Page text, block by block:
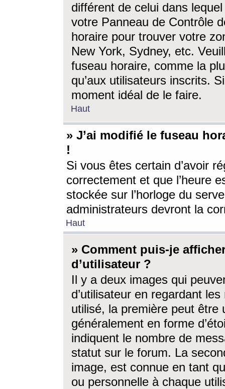
différent de celui dans
votre Panneau de Contrôle
horaire pour trouver votre
New York, Sydney, etc.
fuseau horaire, comme la
qu’aux utilisateurs inscrits.
moment idéal de le faire.
Haut
» J’ai modifié le fuseau
!
Si vous êtes certain d’avoir
correctement et que l’heure
stockée sur l’horloge du
administrateurs devront la
Haut
» Comment puis-je
d’utilisateur ?
Il y a deux images qui
d’utilisateur en regardant
utilisé, la première peut être
généralement en forme
indiquent le nombre de
statut sur le forum. La
image, est connue en tant
ou personnelle à chaque